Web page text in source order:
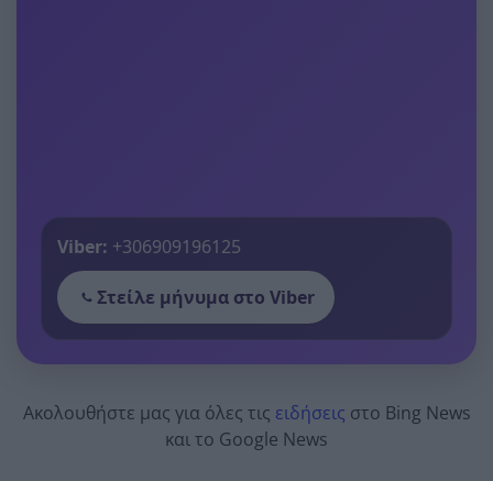
Viber: +306909196125
Στείλε μήνυμα στο Viber
Ακολουθήστε μας για όλες τις ειδήσεις στο Bing News
και το Google News